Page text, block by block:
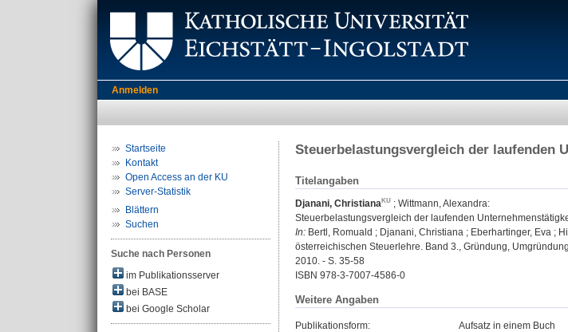
Anmelden
Startseite
Kontakt
Open Access an der KU
Server-Statistik
Blättern
Suchen
Suche nach Personen
im Publikationsserver
bei BASE
bei Google Scholar
Steuerbelastungsvergleich der laufenden
Titelangaben
Djanani, Christiana ; Wittmann, Alexandra:
Steuerbelastungsvergleich der laufenden
In: Bertl, Romuald ; Djanani, Christiana ; Eberhartinger, Eva ;
österreichischen Steuerlehre. Band 3., Gründung,
2010. - S. 35-58
ISBN 978-3-7007-4586-0
Weitere Angaben
Publikationsform:
Aufsatz in einem Buch